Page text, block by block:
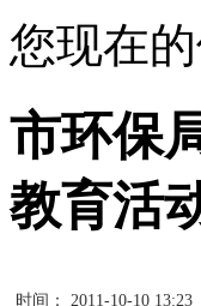
您现在
市环保
教育活
时间： 2011-10-10 13:23